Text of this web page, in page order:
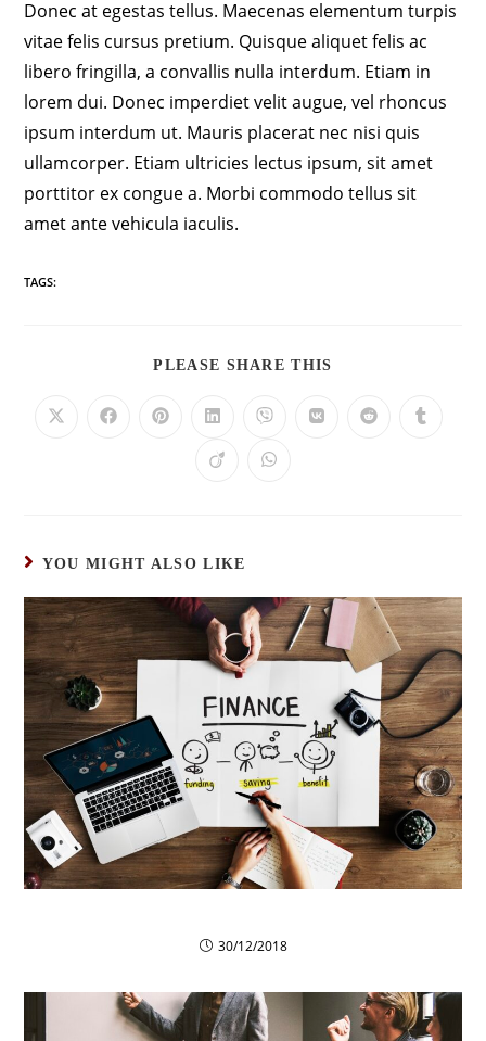
Donec at egestas tellus. Maecenas elementum turpis
vitae felis cursus pretium. Quisque aliquet felis ac
libero fringilla, a convallis nulla interdum. Etiam in
lorem dui. Donec imperdiet velit augue, vel rhoncus
ipsum interdum ut. Mauris placerat nec nisi quis
ullamcorper. Etiam ultricies lectus ipsum, sit amet
porttitor ex congue a. Morbi commodo tellus sit
amet ante vehicula iaculis.
TAGS:
PLEASE SHARE THIS
YOU MIGHT ALSO LIKE
30/12/2018